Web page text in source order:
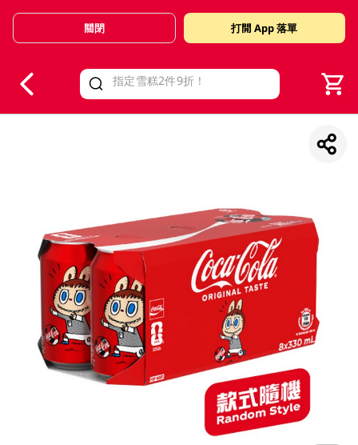
Valid Until 30 June 2026
關閉 打開 App 落單